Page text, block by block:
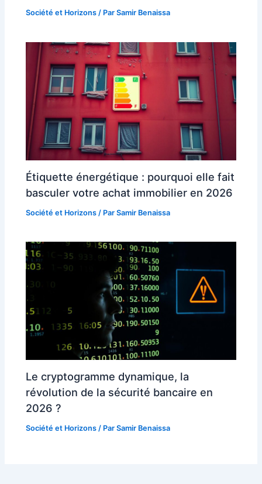
Société et Horizons / ParSamir Benaissa
Étiquette énergétique : pourquoi elle fait
basculer votre achat immobilier en 2026
Société et Horizons / ParSamir Benaissa
Le cryptogramme dynamique, la
révolution de la sécurité bancaire en
2026 ?
Société et Horizons / ParSamir Benaissa